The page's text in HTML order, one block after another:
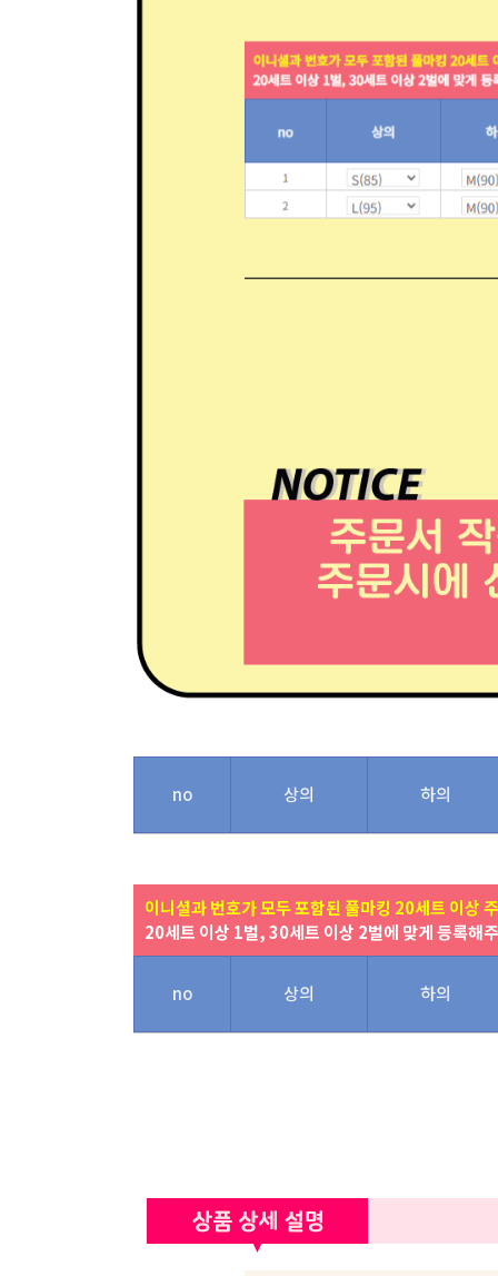
no 상의 하의
이니셜과 번호가 모두 포함된 풀마킹 20세트 이상
20세트 이상 1벌, 30세트 이상 2벌에 맞게 등록해
no 상의 하의